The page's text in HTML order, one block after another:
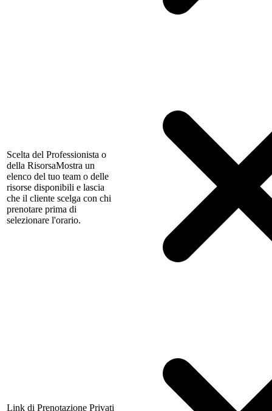
Scelta del Professionista o
della RisorsaMostra un
elenco del tuo team o delle
risorse disponibili e lascia
che il cliente scelga con chi
prenotare prima di
selezionare l'orario.
Link di Prenotazione Privati